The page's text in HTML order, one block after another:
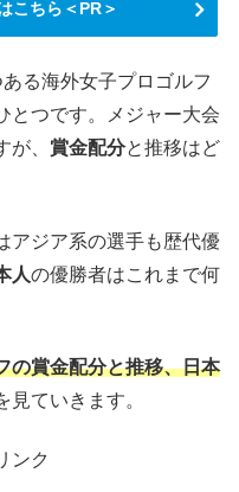
こちら＜PR＞
る海外女子プロゴルフ
とつです。メジャー大会
、 賞金配分と推移はど
アジア系の選手も歴代優
人の優勝者はこれまで何
の賞金配分と推移、日本
見ていきます。
ンク